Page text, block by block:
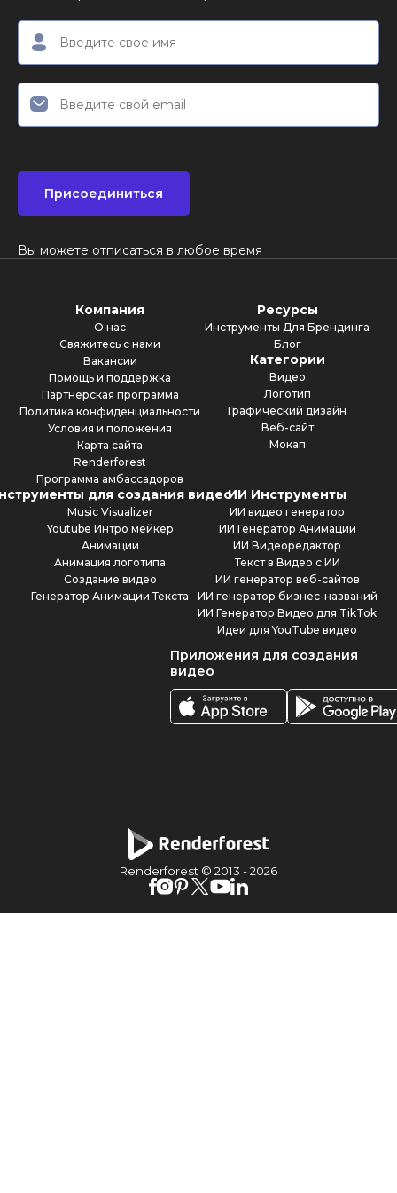
чтобы помочь вам создавать рилсы, которые
выделяются на фоне других. С помощью
Renderforest вы сможете превратить свои
идеи в доступный контент, который заставит
ваших подписчиков в Инстаграм вернуться.
понятный интерфейс проведет вас через
каждый шаг, делая процесс простым и
различными эффектами, переходами и
работой, вы можете сохранить и
экспортировать рилс в нужный вам формат, и
Присоединиться
Вы можете отписаться в любое время
Компания
О нас
Свяжитесь с нами
Вакансии
Помощь и поддержка
Партнерская программа
Политика конфиденциальности
Условия и положения
Карта сайта
Renderforest
Программа амбассадоров
Ресурсы
Инструменты Для Брендинга
Блог
Категории
Видео
Логотип
Графический дизайн
Веб-сайт
Мокап
для создания видео
Music Visualizer
Youtube Интро мейкер
Анимации
Анимация логотипа
Создание видео
Генератор Анимации Текста
ИИ Инструменты
ИИ видео генератор
ИИ Генератор Анимации
ИИ Видеоредактор
Текст в Видео с ИИ
ИИ генератор веб-сайтов
ИИ генератор бизнес-названий
ИИ Генератор Видео для TikTok
Идеи для YouTube видео
Приложения для создания
видео
Renderforest © 2013 -2026